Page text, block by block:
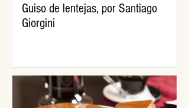
Guiso de lentejas, por Santiago
Giorgini